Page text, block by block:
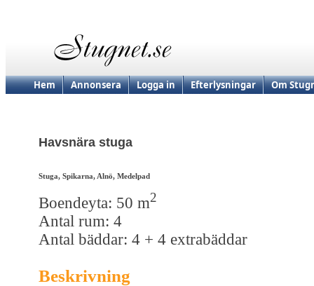
Hem Annonsera Logga in Efterlysningar Om
Havsnära stuga
Stuga, Spikarna, Alnö, Medelpad
Boendeyta: 50 m2
Antal rum: 4
Antal bäddar: 4 + 4 extrabäddar
Beskrivning